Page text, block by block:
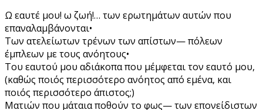
Ω εαυτέ μου! ω ζωή!… των ερωτημάτων αυτών που
επαναλαμβάνονται•
Των ατελείωτων τρένων των απίστων— πόλεων
έμπλεων με τους ανόητους•
Του εαυτού μου αδιάκοπα που μέμφεται τον εαυτό μου,
(καθώς ποιός περισσότερο ανόητος από εμένα, και
ποιός περισσότερο άπιστος;)
Ματιών που μάταια ποθούν το φως— των επονείδιστων